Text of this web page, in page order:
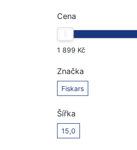
Cena
Značka
Fiskars
Šířka
15,0